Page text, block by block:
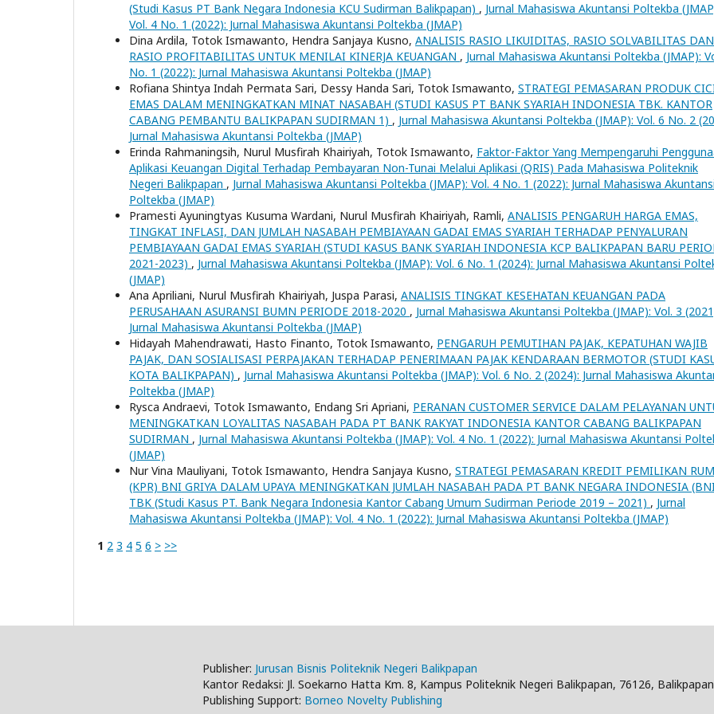
(Studi Kasus PT Bank Negara Indonesia KCU Sudirman Balikpapan) , Jurnal Mahasiswa Akuntansi Poltekba
Vol. 4 No. 1 (2022): Jurnal Mahasiswa Akuntansi Poltekba (JMAP)
Dina Ardila, Totok Ismawanto, Hendra Sanjaya Kusno, ANALISIS RASIO LIKUIDITAS, RASIO SOLVABILITAS DAN
RASIO PROFITABILITAS UNTUK MENILAI KINERJA KEUANGAN , Jurnal Mahasiswa Akuntansi Poltekba (JMAP):
No. 1 (2022): Jurnal Mahasiswa Akuntansi Poltekba (JMAP)
Rofiana Shintya Indah Permata Sari, Dessy Handa Sari, Totok Ismawanto, STRATEGI PEMASARAN PRODUK
EMAS DALAM MENINGKATKAN MINAT NASABAH (STUDI KASUS PT BANK SYARIAH INDONESIA TBK. KANTOR
CABANG PEMBANTU BALIKPAPAN SUDIRMAN 1) , Jurnal Mahasiswa Akuntansi Poltekba (JMAP): Vol. 6 No. 2
Jurnal Mahasiswa Akuntansi Poltekba (JMAP)
Erinda Rahmaningsih, Nurul Musfirah Khairiyah, Totok Ismawanto, Faktor-Faktor Yang Mempengaruhi
Aplikasi Keuangan Digital Terhadap Pembayaran Non-Tunai Melalui Aplikasi (QRIS) Pada Mahasiswa Politeknik
Negeri Balikpapan , Jurnal Mahasiswa Akuntansi Poltekba (JMAP): Vol. 4 No. 1 (2022): Jurnal Mahasiswa Akuntansi
Poltekba (JMAP)
Pramesti Ayuningtyas Kusuma Wardani, Nurul Musfirah Khairiyah, Ramli, ANALISIS PENGARUH HARGA EMAS,
TINGKAT INFLASI, DAN JUMLAH NASABAH PEMBIAYAAN GADAI EMAS SYARIAH TERHADAP PENYALURAN
PEMBIAYAAN GADAI EMAS SYARIAH (STUDI KASUS BANK SYARIAH INDONESIA KCP BALIKPAPAN BARU
2021-2023) , Jurnal Mahasiswa Akuntansi Poltekba (JMAP): Vol. 6 No. 1 (2024): Jurnal Mahasiswa Akuntansi
(JMAP)
Ana Apriliani, Nurul Musfirah Khairiyah, Juspa Parasi, ANALISIS TINGKAT KESEHATAN KEUANGAN PADA
PERUSAHAAN ASURANSI BUMN PERIODE 2018-2020 , Jurnal Mahasiswa Akuntansi Poltekba (JMAP): Vol. 3
Jurnal Mahasiswa Akuntansi Poltekba (JMAP)
Hidayah Mahendrawati, Hasto Finanto, Totok Ismawanto, PENGARUH PEMUTIHAN PAJAK, KEPATUHAN WAJIB
PAJAK, DAN SOSIALISASI PERPAJAKAN TERHADAP PENERIMAAN PAJAK KENDARAAN BERMOTOR (STUDI
KOTA BALIKPAPAN) , Jurnal Mahasiswa Akuntansi Poltekba (JMAP): Vol. 6 No. 2 (2024): Jurnal Mahasiswa
Poltekba (JMAP)
Rysca Andraevi, Totok Ismawanto, Endang Sri Apriani, PERANAN CUSTOMER SERVICE DALAM PELAYANAN
MENINGKATKAN LOYALITAS NASABAH PADA PT BANK RAKYAT INDONESIA KANTOR CABANG BALIKPAPAN
SUDIRMAN , Jurnal Mahasiswa Akuntansi Poltekba (JMAP): Vol. 4 No. 1 (2022): Jurnal Mahasiswa Akuntansi
(JMAP)
Nur Vina Mauliyani, Totok Ismawanto, Hendra Sanjaya Kusno, STRATEGI PEMASARAN KREDIT PEMILIKAN
(KPR) BNI GRIYA DALAM UPAYA MENINGKATKAN JUMLAH NASABAH PADA PT BANK NEGARA INDONESIA
TBK (Studi Kasus PT. Bank Negara Indonesia Kantor Cabang Umum Sudirman Periode 2019 – 2021) , Jurnal
Mahasiswa Akuntansi Poltekba (JMAP): Vol. 4 No. 1 (2022): Jurnal Mahasiswa Akuntansi Poltekba (JMAP)
1 2 3 4 5 6 > >>
Publisher: Jurusan Bisnis Politeknik Negeri Balikpapan
Kantor Redaksi: Jl. Soekarno Hatta Km. 8, Kampus Politeknik Negeri Balikpapan, 76126,
Publishing Support: Borneo Novelty Publishing